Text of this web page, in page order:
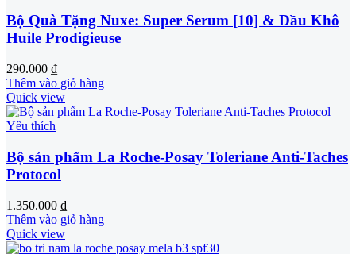
Bộ Quà Tặng Nuxe: Super Serum [10] & Dầu Khô
Huile Prodigieuse
290.000 ₫
Thêm vào giỏ hàng
Quick view
Yêu thích
Bộ sản phẩm La Roche-Posay Toleriane Anti-Taches
Protocol
1.350.000 ₫
Thêm vào giỏ hàng
Quick view